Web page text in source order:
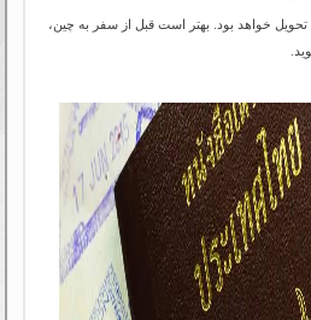
تحویل خواهد بود. بهتر است قبل از سفر به چین،